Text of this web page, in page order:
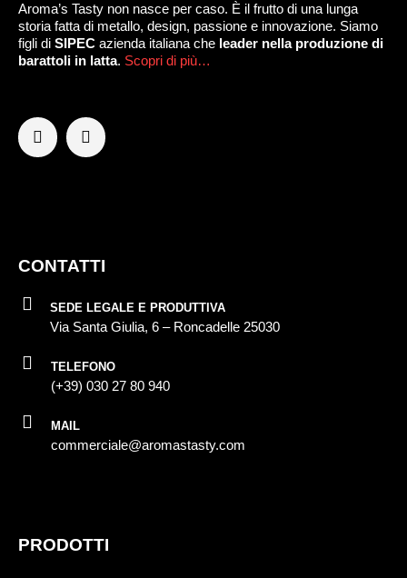
Aroma’s Tasty non nasce per caso. È il frutto di una lunga
storia fatta di metallo, design, passione e innovazione. Siamo
figli di SIPEC azienda italiana che leader nella produzione di
barattoli in latta. Scopri di più…
CONTATTI
SEDE LEGALE E PRODUTTIVA
Via Santa Giulia, 6 – Roncadelle 25030
TELEFONO
(+39) 030 27 80 940
MAIL
commerciale@aromastasty.com
PRODOTTI